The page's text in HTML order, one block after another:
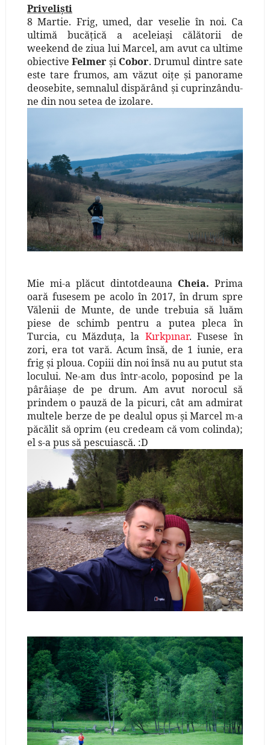
Privelişti
8 Martie. Frig, umed, dar veselie în noi. Ca
ultimă bucăţică a aceleiaşi călătorii de
weekend de ziua lui Marcel, am avut ca ultime
obiectiveFelmer şiCobor. Drumul dintre sate
este tare frumos, am văzut oiţe şi panorame
deosebite, semnalul dispărând şi cuprinzându-
ne din nou setea de izolare.
Mie mi-a plăcut dintotdeauna Cheia.Prima
oară fusesem pe acolo în 2017, în drum spre
Vălenii de Munte, de unde trebuia să luăm
piese de schimb pentru a putea pleca în
Turcia, cu Măzduţa, la Kırkpınar. Fusese în
zori, era tot vară. Acum însă, de 1 iunie, era
frig şi ploua. Copiii din noi însă nu au putut sta
locului. Ne-am dus într-acolo, poposind pe la
pârâiaşe de pe drum. Am avut norocul să
prindem o pauză de la picuri, cât am admirat
multele berze de pe dealul opus şi Marcel m-a
păcălit să oprim (eu credeam că vom colinda);
el s-a pus să pescuiască. :D